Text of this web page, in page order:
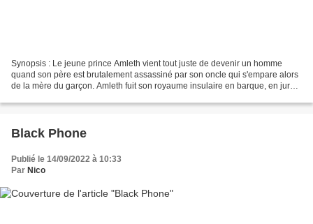
Synopsis : Le jeune prince Amleth vient tout juste de devenir un homme
quand son père est brutalement assassiné par son oncle qui s'empare alors
de la mère du garçon. Amleth fuit son royaume insulaire en barque, en jurant
Black Phone
Publié le 14/09/2022 à 10:33
Par Nico